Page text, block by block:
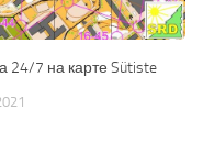
24/7 на карте Sütiste